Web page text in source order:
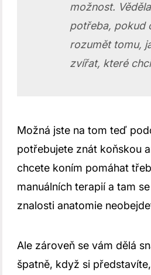
možnost.
potřeba, pokud
rozumět tomu,
zvířat, které
Možná jste na tom teď
potřebujete znát koňskou
chcete koním pomáhat
manuálních terapií a tam
znalosti anatomie
Ale zároveň se vám dělá
špatně, když si